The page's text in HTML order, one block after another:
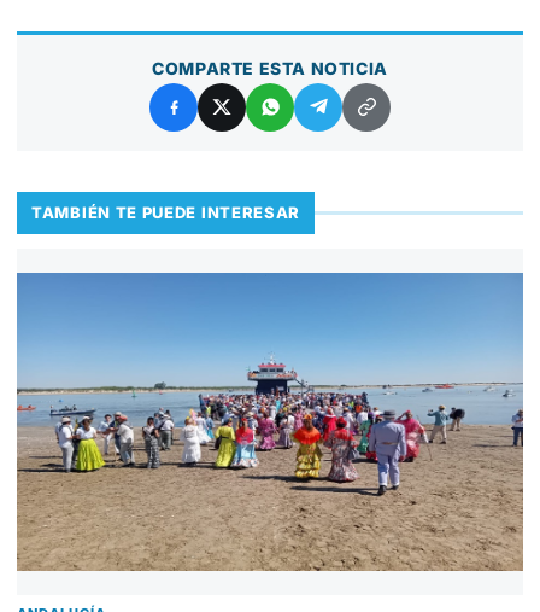
COMPARTE ESTA NOTICIA
TAMBIÉN TE PUEDE INTERESAR